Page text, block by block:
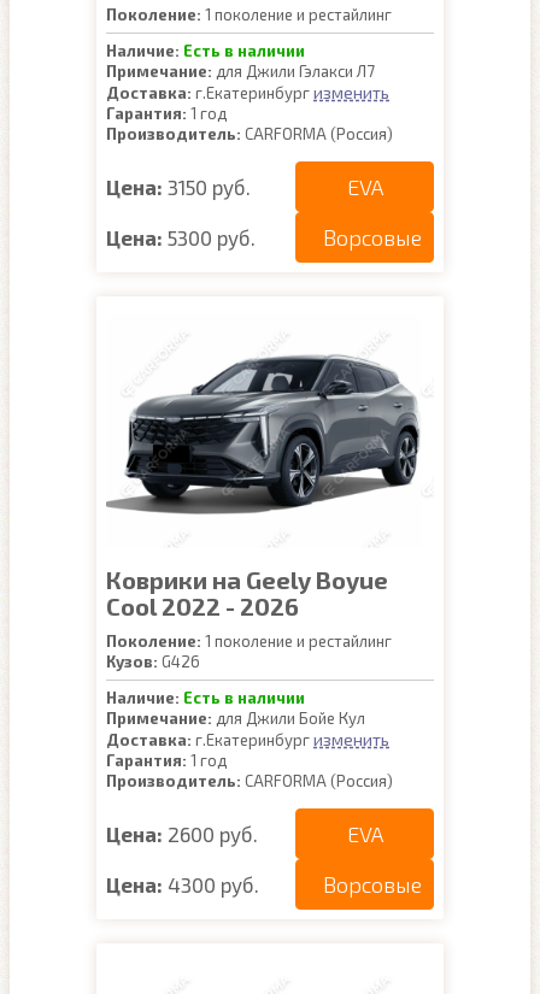
Поколение: 1 поколение и рестайлинг
Наличие: Есть в наличии
Примечание: для Джили Гэлакси Л7
Доставка: г.Екатеринбургизменить
Гарантия: 1 год
Производитель: CARFORMA (Россия)
Цена: 3150 руб. EVA
Цена: 5300 руб. Ворсовые
Коврики на Geely Boyue
Cool 2022 - 2026
Поколение: 1 поколение и рестайлинг
Кузов: G426
Наличие: Есть в наличии
Примечание: для Джили Бойе Кул
Доставка: г.Екатеринбургизменить
Гарантия: 1 год
Производитель: CARFORMA (Россия)
Цена: 2600 руб. EVA
Цена: 4300 руб. Ворсовые